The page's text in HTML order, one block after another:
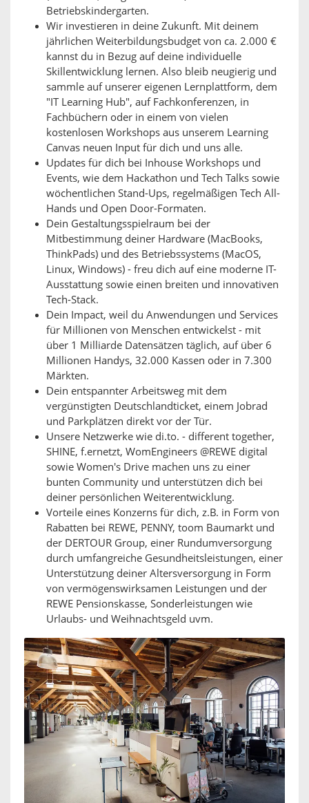
Betriebskindergarten.
Wir investieren in deine Zukunft. Mit deinem
jährlichen Weiterbildungsbudget von ca. 2.000 €
kannst du in Bezug auf deine individuelle
Skillentwicklung lernen. Also bleib neugierig und
sammle auf unserer eigenen Lernplattform, dem
"IT Learning Hub", auf Fachkonferenzen, in
Fachbüchern oder in einem von vielen
kostenlosen Workshops aus unserem Learning
Canvas neuen Input für dich und uns alle.
Updates für dich bei Inhouse Workshops und
Events, wie dem Hackathon und Tech Talks sowie
wöchentlichen Stand-Ups, regelmäßigen Tech All-
Hands und Open Door-Formaten.
Dein Gestaltungsspielraum bei der
Mitbestimmung deiner Hardware (MacBooks,
ThinkPads) und des Betriebssystems (MacOS,
Linux, Windows) - freu dich auf eine moderne IT-
Ausstattung sowie einen breiten und innovativen
Tech-Stack.
Dein Impact, weil du Anwendungen und Services
für Millionen von Menschen entwickelst - mit
über 1 Milliarde Datensätzen täglich, auf über 6
Millionen Handys, 32.000 Kassen oder in 7.300
Märkten.
Dein entspannter Arbeitsweg mit dem
vergünstigten Deutschlandticket, einem Jobrad
und Parkplätzen direkt vor der Tür.
Unsere Netzwerke wie di.to. - different together,
SHINE, f.ernetzt, WomEngineers @REWE digital
sowie Women's Drive machen uns zu einer
bunten Community und unterstützen dich bei
deiner persönlichen Weiterentwicklung.
Vorteile eines Konzerns für dich, z.B. in Form von
Rabatten bei REWE, PENNY, toom Baumarkt und
der DERTOUR Group, einer Rundumversorgung
durch umfangreiche Gesundheitsleistungen, einer
Unterstützung deiner Altersversorgung in Form
von vermögenswirksamen Leistungen und der
REWE Pensionskasse, Sonderleistungen wie
Urlaubs- und Weihnachtsgeld uvm.